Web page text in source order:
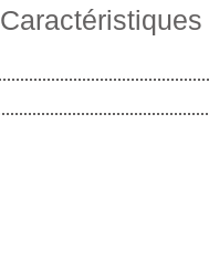
Caractéristiques